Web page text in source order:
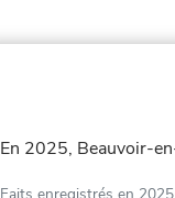
En 2025, Beauvoir-